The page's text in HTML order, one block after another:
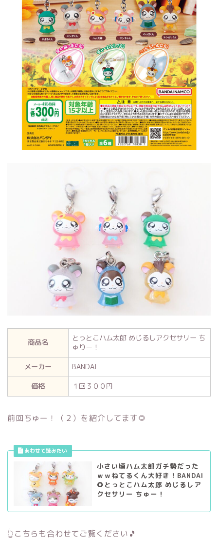
商品名
とっとこハム太郎 めじるしアクセサリー ち
ゅりー！
メーカー
BANDAI
価格
１回３００円
前回ちゅー！（２）を紹介してます🌻
小さい頃ハム太郎ガチ勢だった
ｗｗねてるくん大好き！BANDAI
🌻とっとこハム太郎 めじるしア
クセサリー ちゅー！
👆こちらも合わせてご覧ください🎵